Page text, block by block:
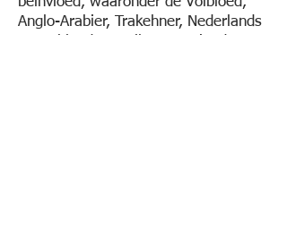
Anglo-Arabier, Trakehner, Nederlands